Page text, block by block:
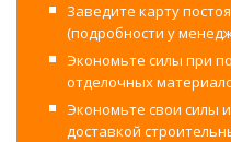
Заведите карту
(подробности у
Экономьте силы при
отделочных
Экономьте свои силы
доставкой